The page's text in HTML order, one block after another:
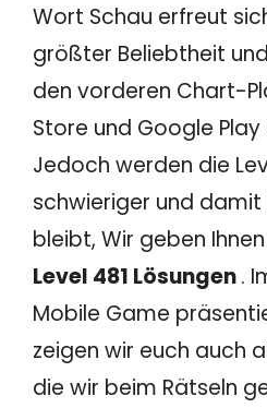
Wort Schau erfreut
größter Beliebtheit
den vorderen Chart-
Store und Google
Jedoch werden die
schwieriger und
bleibt, Wir geben
Level 481 Lösungen.
Mobile Game
zeigen wir euch auch
die wir beim Rätseln